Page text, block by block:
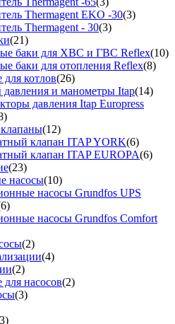
Thermagent EKO -30(3)
Thermagent - 30(3)
(21)
баки для ХВС и ГВС Reflex(10)
баки для отопления Reflex(8)
котлов(26)
давления и манометры Itap(14)
давления Itap Europress
(12)
клапан ITAP YORK(6)
клапан ITAP EUROPA(6)
(23)
насосы(10)
насосы Grundfos UPS
насосы Grundfos Comfort
(2)
(4)
(2)
насосов(2)
(3)